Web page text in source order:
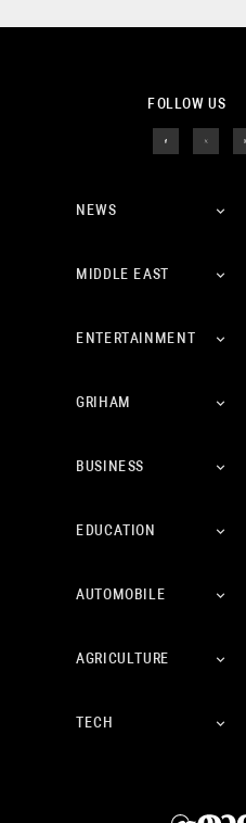
FOLLOW US
NEWS
MIDDLE EAST
ENTERTAINMENT
GRIHAM
BUSINESS
EDUCATION
AUTOMOBILE
AGRICULTURE
TECH